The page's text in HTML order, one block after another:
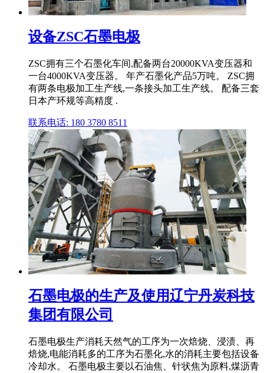
设备ZSC石墨电极
ZSC拥有三个石墨化车间,配备两台20000KVA变压器和
一台4000KVA变压器。 年产石墨化产品5万吨。 ZSC拥
有两条电极加工生产线,一条接头加工生产线。 配备三套
日本产环规等高精度 .
联系电话: 180 3780 8511
石墨电极的生产及使用辽宁丹炭科技
集团有限公司
石墨电极生产消耗天然气的工序为一次焙烧、浸渍、再
焙烧,电能消耗多的工序为石墨化,水的消耗主要包括设备
冷却水。 石墨电极主要以石油焦、针状焦为原料,煤沥青